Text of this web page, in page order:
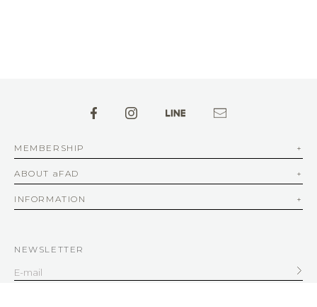
MEMBERSHIP
ABOUT aFAD
INFORMATION
NEWSLETTER